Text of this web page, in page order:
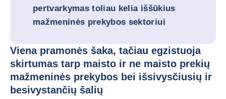
pertvarkymas toliau kelia iššūkius
mažmeninės prekybos sektoriui
Viena pramonės šaka, tačiau egzistuoja
skirtumas tarp maisto ir ne maisto prekių
mažmeninės prekybos bei išsivysčiusių ir
besivystančių šalių